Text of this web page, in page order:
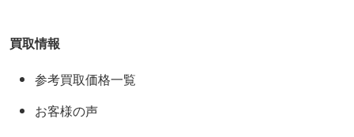
買取情報
参考買取価格一覧
お客様の声